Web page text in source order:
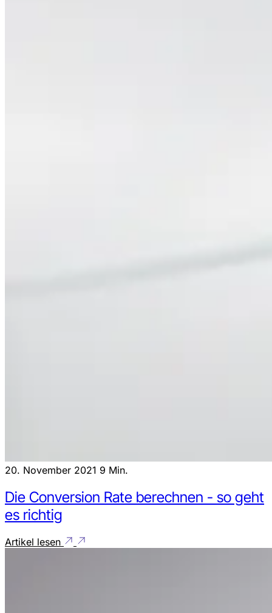
20. November 2021 9 Min.
Die Conversion Rate berechnen - so geht
es richtig
Artikel lesen